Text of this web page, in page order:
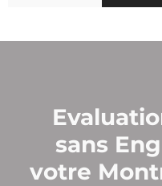
sans
votre